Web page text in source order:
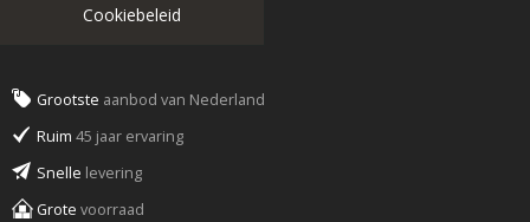
Cookiebeleid
Grootste aanbod van Nederland
Ruim 45 jaar ervaring
Snelle levering
Grote voorraad